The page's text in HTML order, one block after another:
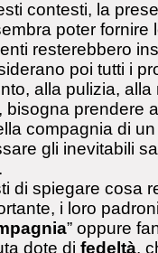
contesti, la
poter
resterebbero
poi tutti i
alla pulizia,
bisogna prendere
compagnia di
gli inevitabili
di spiegare cosa
i loro
” oppure
dote di fedeltà,